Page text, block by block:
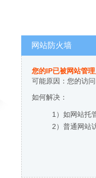
网站防火墙
您的IP已被网站管
可能原因：您的访
如何解决：
1）如网站托
2）普通网站